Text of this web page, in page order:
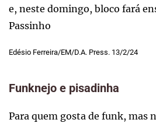
e, neste domingo, bloco fará
Passinho
Edésio Ferreira/EM/D.A. Press. 13/2/24
Funknejo e pisadinha
Para quem gosta de funk, mas